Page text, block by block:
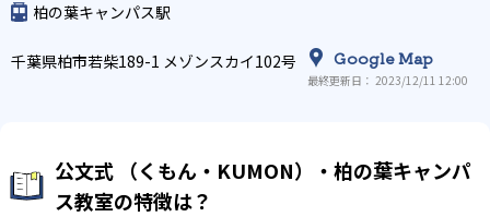
柏の葉キャンパス駅
千葉県柏市若柴189-1 メゾンスカイ102号 Google Map
最終更新日： 2023/12/11 12:00
公文式 （くもん・KUMON）・柏の葉キャンパ
ス教室の特徴は？